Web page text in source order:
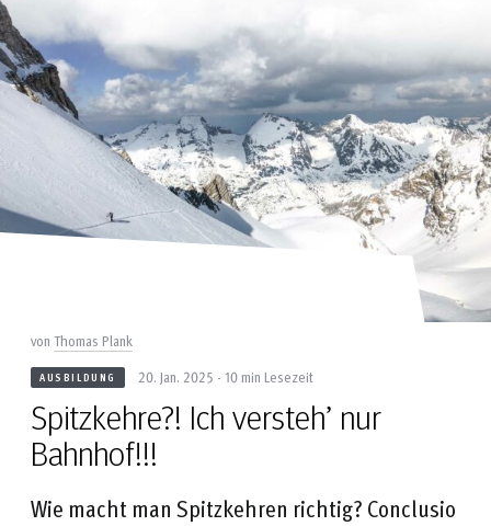
vonThomas Plank
AUSBILDUNG 20. Jan. 2025 - 10 min Lesezeit
Spitzkehre?! Ich versteh’ nur
Bahnhof!!!
Wie macht man Spitzkehren richtig? Conclusio